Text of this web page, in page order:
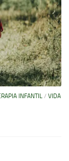
INFANTIL / VIDA